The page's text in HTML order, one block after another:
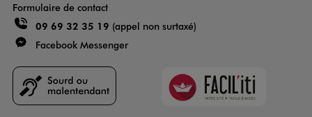
Formulaire de contact
09 69 32 35 19 (appel non surtaxé)
Facebook Messenger
Faciliti